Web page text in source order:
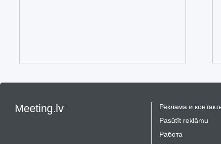
Meeting.lv
Реклама и
Pasūtīt reklāmu
Работа